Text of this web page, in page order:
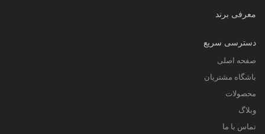
معرفی برند
دسترسی سریع
صفحه اصلی
باشگاه مشتریان
محصولات
وبلاگ
تماس با ما